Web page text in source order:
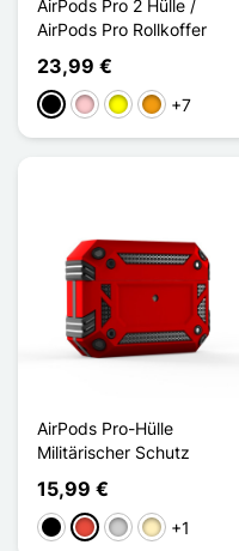
AirPods Pro 2 Hülle /
AirPods Pro Rollkoffer
23,99 €
Schwarz
PinkGelbOrange
+7
AirPods Pro-Hülle
Militärischer Schutz
15,99 €
Schwarz
Rot SilberGolden
+1